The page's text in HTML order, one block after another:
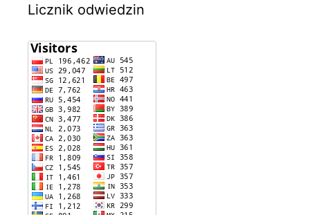
Licznik odwiedzin